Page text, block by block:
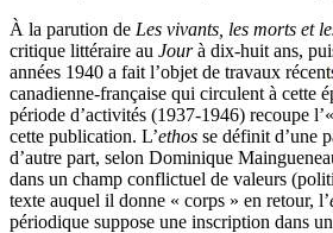
À la parution de Les vivants, les morts et
critique littéraire au Jourà dix-huit ans,
années 1940 a fait l’objet de travaux
canadienne-française qui circulent à cette
période d’activités (1937-1946) recoupe
cette publication. L’ethos se définit d’une
d’autre part, selon Dominique
dans un champ conflictuel de valeurs
texte auquel il donne « corps » en retour, l’
périodique suppose une inscription dans